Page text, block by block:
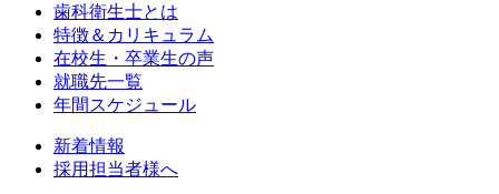
歯科衛生士とは
特徴＆カリキュラム
在校生・卒業生の声
就職先一覧
年間スケジュール
新着情報
採用担当者様へ